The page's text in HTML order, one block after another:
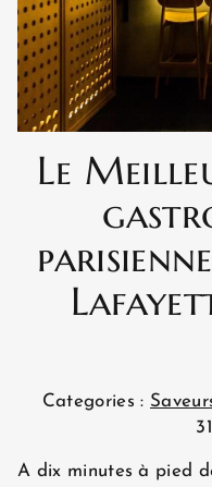
Le
Categories :
A dix minutes à pied